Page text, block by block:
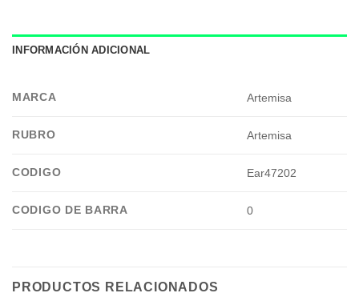
INFORMACIÓN ADICIONAL
MARCA Artemisa
RUBRO Artemisa
CODIGO Ear47202
CODIGO DE BARRA 0
PRODUCTOS RELACIONADOS